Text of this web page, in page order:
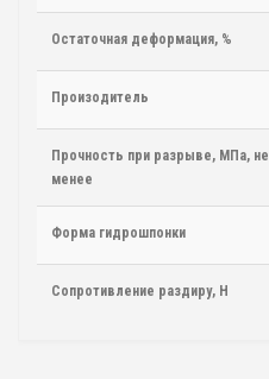
Остаточная деформация, %
Произодитель
Прочность при разрыве, МПа, не
менее
Форма гидрошпонки
Сопротивление раздиру, Н